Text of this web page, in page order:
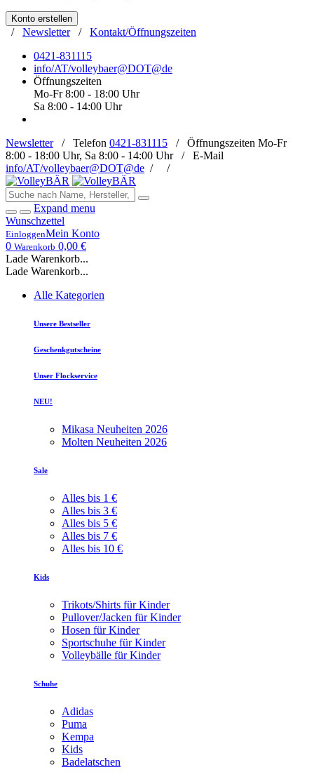
Konto erstellen
/ Newsletter/ Kontakt/Öffnungszeiten
0421-831115
info/AT/volleybaer@DOT@de
Öffnungszeiten
Mo-Fr 8:00 - 18:00 Uhr
Sa 8:00 - 14:00 Uhr
Newsletter/ Telefon 0421-831115 / Öffnungszeiten Mo-Fr
8:00 - 18:00 Uhr, Sa 8:00 - 14:00 Uhr / E-Mail
info/AT/volleybaer@DOT@de / /
Expand menu
Wunschzettel
EinloggenMein Konto
0 Warenkorb 0,00 €
Lade Warenkorb...
Lade Warenkorb...
Alle Kategorien
Unsere Bestseller
Geschenkgutscheine
Unser Flockservice
NEU!
Mikasa Neuheiten 2026
Molten Neuheiten 2026
Sale
Alles bis 1 €
Alles bis 3 €
Alles bis 5 €
Alles bis 7 €
Alles bis 10 €
Kids
Trikots/Shirts für Kinder
Pullover/Jacken für Kinder
Hosen für Kinder
Sportschuhe für Kinder
Volleybälle für Kinder
Schuhe
Adidas
Puma
Kempa
Kids
Badelatschen